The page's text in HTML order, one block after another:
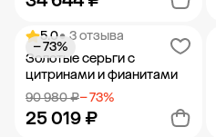
Добавить в корзину
5.0• 3 отзыва
Золотые серьги с
цитринами и фианитами
90 980 ₽− 73%
25 019 ₽
− 73%